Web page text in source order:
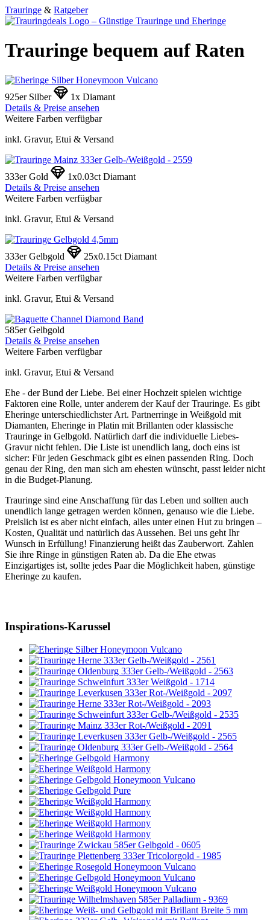
Trauringe & Ratgeber
Trauringe bequem auf Raten
925er Silber
1x Diamant
Details & Preise ansehen
Weitere Farben verfügbar
inkl. Gravur, Etui & Versand
333er Gold
1x0.03ct Diamant
Details & Preise ansehen
Weitere Farben verfügbar
inkl. Gravur, Etui & Versand
333er Gelbgold
25x0.15ct Diamant
Details & Preise ansehen
Weitere Farben verfügbar
inkl. Gravur, Etui & Versand
585er Gelbgold
Details & Preise ansehen
Weitere Farben verfügbar
inkl. Gravur, Etui & Versand
Ehe - der Bund der Liebe. Bei einer Hochzeit spielen wichtige
Faktoren eine Rolle, unter anderem der Kauf der Trauringe. Es gibt
Eheringe unterschiedlichster Art. Partnerringe in Weißgold mit
Diamanten, Eheringe in Platin mit Brillanten oder klassische
Trauringe in Gelbgold. Natürlich darf die individuelle Liebes-
Gravur nicht fehlen. Die Liste ist unendlich lang, doch eins ist
sicher: Für jeden Geschmack gibt es einen passenden Ring. Doch
genau der Ring, den man sich am ehesten wünscht, passt leider nicht
in die Budget-Planung.
Trauringe sind eine Anschaffung für das Leben und sollten auch
unendlich lange getragen werden können, genauso wie die Liebe.
Preislich ist es aber nicht einfach, alles unter einen Hut zu bringen –
Kosten, Qualität und natürlich das Aussehen. Bei uns geht Ihr
Wunsch in Erfüllung! Finanzierung heißt das Zauberwort. Zahlen
Sie ihre Ringe in günstigen Raten ab. Da die Ehe etwas
Einzigartiges ist, sollte jedes Paar die Möglichkeit haben, günstige
Eheringe zu kaufen.
Inspirations-Karussel